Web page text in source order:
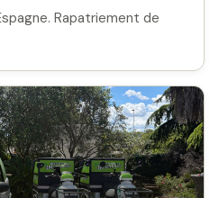
Rapatriement de